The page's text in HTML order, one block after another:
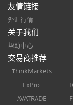
友情链接
外汇行情
关于我们
帮助中心
交易商推荐
ThinkMarkets
FxPro
AVATRADE